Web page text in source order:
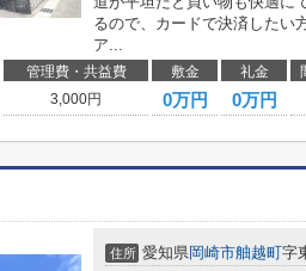
るので、カードで決済したい
ア...
管理費・共益費 敷金 礼金
3,000円 0万円 0万円
住所 愛知県岡崎市舳越町字